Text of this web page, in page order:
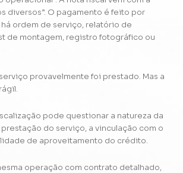
diversos”. O pagamento é feito por
ordem de serviço, relatório de
de montagem, registro fotográfico ou
provavelmente foi prestado. Mas a
pode questionar a natureza da
do serviço, a vinculação com o
de aproveitamento do crédito.
operação com contrato detalhado,